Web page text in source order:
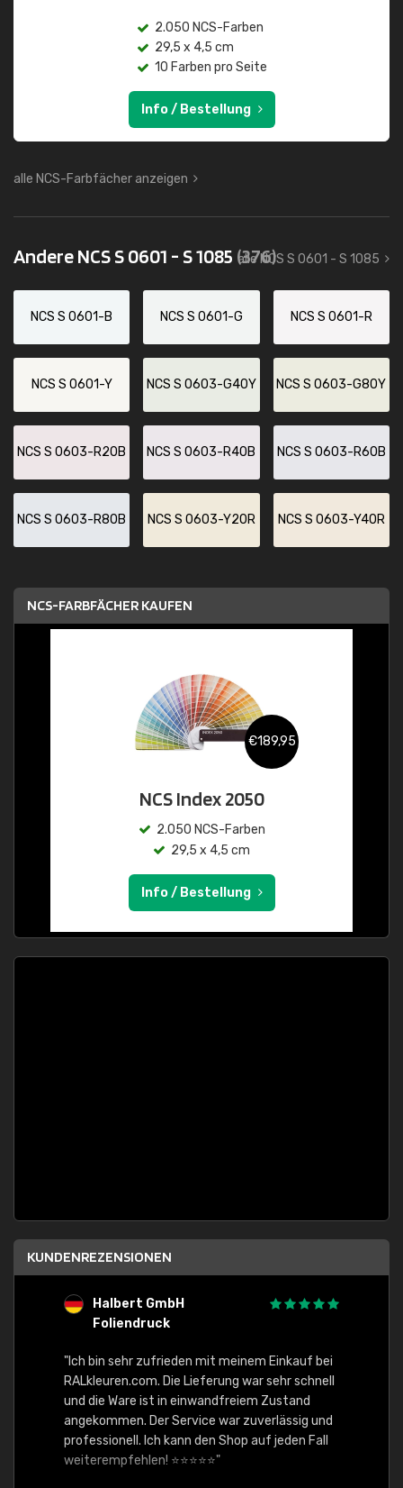
2.050 NCS-Farben
29,5 x 4,5 cm
10 Farben pro Seite
Info / Bestellung
alle NCS-Farbfächer anzeigen
Andere NCS S 0601 - S 1085 (376)
alle NCS S 0601 - S 1085
NCS S 0601-B NCS S 0601-G NCS S 0601-R
NCS S 0601-Y NCS S 0603-G40Y NCS S 0603-G80Y
NCS S 0603-R20B NCS S 0603-R40B NCS S 0603-R60B
NCS S 0603-R80B NCS S 0603-Y20R NCS S 0603-Y40R
NCS-FARBFÄCHER KAUFEN
€189,95
NCS Index 2050
2.050 NCS-Farben
29,5 x 4,5 cm
Info / Bestellung
KUNDENREZENSIONEN
Halbert GmbH
Foliendruck
"Ich bin sehr zufrieden mit meinem Einkauf bei
RALkleuren.com. Die Lieferung war sehr schnell
und die Ware ist in einwandfreiem Zustand
angekommen. Der Service war zuverlässig und
professionell. Ich kann den Shop auf jeden Fall
weiterempfehlen! ⭐⭐⭐⭐⭐"